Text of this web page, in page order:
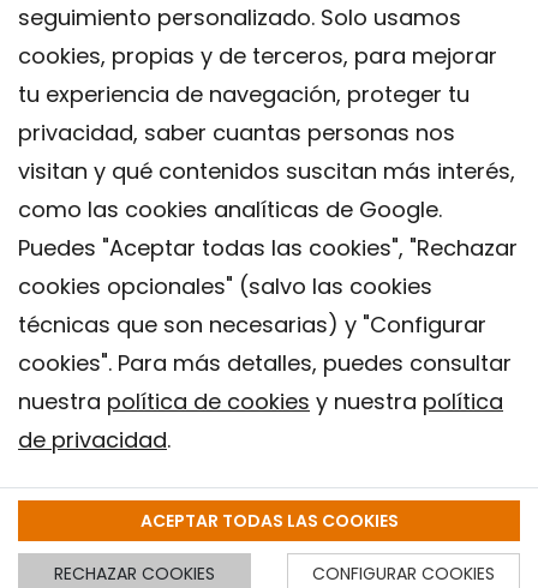
seguimiento personalizado. Solo usamos
cookies, propias y de terceros, para mejorar
tu experiencia de navegación, proteger tu
privacidad, saber cuantas personas nos
visitan y qué contenidos suscitan más interés,
como las cookies analíticas de Google.
Puedes "Aceptar todas las cookies", "Rechazar
cookies opcionales" (salvo las cookies
técnicas que son necesarias) y "Configurar
cookies". Para más detalles, puedes consultar
nuestra política de cookies y nuestra política
de privacidad.
ACEPTAR TODAS LAS COOKIES
RECHAZAR COOKIES CONFIGURAR COOKIES
Contacto
Política de privacidad
Política de Cookies
Instituto de Salud Global de Barcelona (ISGlobal), 2018.